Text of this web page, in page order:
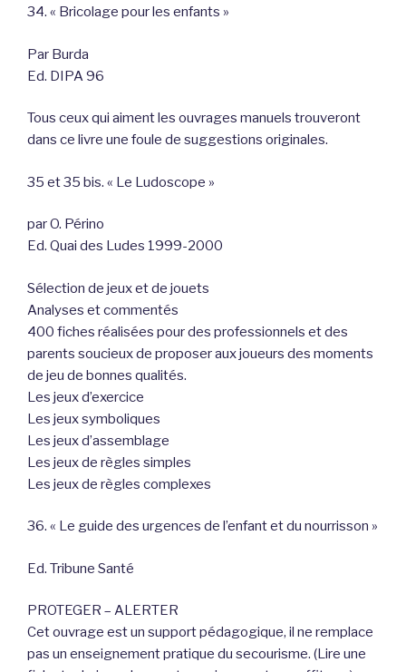
34. « Bricolage pour les enfants »
Par Burda
Ed. DIPA 96
Tous ceux qui aiment les ouvrages manuels trouveront
dans ce livre une foule de suggestions originales.
35 et 35 bis. « Le Ludoscope »
par O. Périno
Ed. Quai des Ludes 1999-2000
Sélection de jeux et de jouets
Analyses et commentés
400 fiches réalisées pour des professionnels et des
parents soucieux de proposer aux joueurs des moments
de jeu de bonnes qualités.
Les jeux d’exercice
Les jeux symboliques
Les jeux d’assemblage
Les jeux de règles simples
Les jeux de règles complexes
36. « Le guide des urgences de l’enfant et du nourrisson »
Ed. Tribune Santé
PROTEGER – ALERTER
Cet ouvrage est un support pédagogique, il ne remplace
pas un enseignement pratique du secourisme. (Lire une